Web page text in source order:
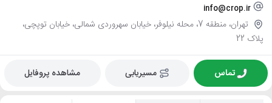
info@crop.ir
تهران، منطقه 7، محله نیلوفر، خیابان سهروردی شمالی، خیابان توپچی،
پلاک 22
تماس مسیریابی مشاهده پروفایل